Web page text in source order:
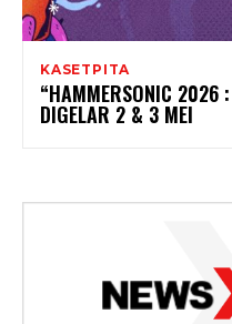
KASETPITA
“HAMMERSONIC 2026
DIGELAR 2 & 3 MEI